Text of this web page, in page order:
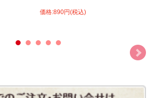
価格:890円(税込)